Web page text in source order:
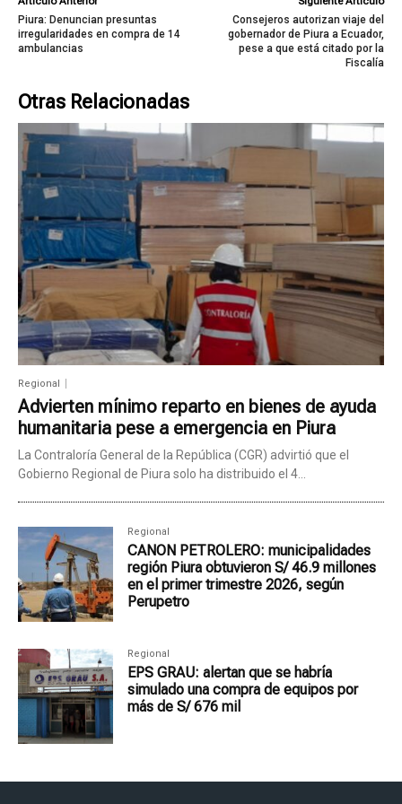
Piura: Denuncian presuntas
irregularidades en compra de 14
ambulancias
Consejeros autorizan viaje del
gobernador de Piura a Ecuador,
pese a que está citado por la
Fiscalía
Otras Relacionadas
Regional
Advierten mínimo reparto en bienes de ayuda
humanitaria pese a emergencia en Piura
La Contraloría General de la República (CGR) advirtió que el
Gobierno Regional de Piura solo ha distribuido el 4...
Regional
CANON PETROLERO: municipalidades
región Piura obtuvieron S/ 46.9 millones
en el primer trimestre 2026, según
Perupetro
Regional
EPS GRAU: alertan que se habría
simulado una compra de equipos por
más de S/ 676 mil